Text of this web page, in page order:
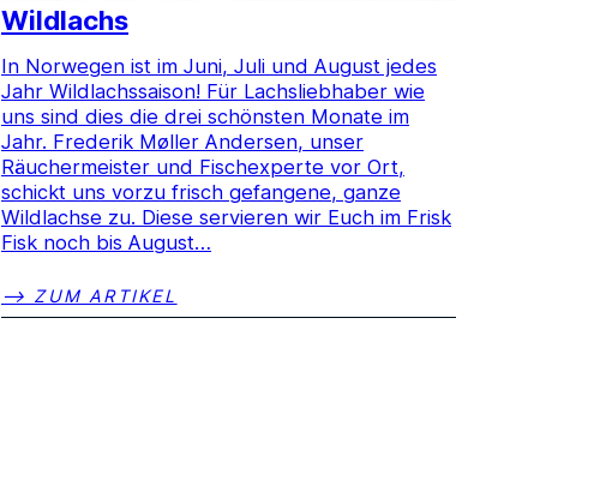
Wildlachs
In Norwegen ist im Juni, Juli und August jedes
Jahr Wildlachssaison! Für Lachsliebhaber wie
uns sind dies die drei schönsten Monate im
Jahr. Frederik Møller Andersen, unser
Räuchermeister und Fischexperte vor Ort,
schickt uns vorzu frisch gefangene, ganze
Wildlachse zu. Diese servieren wir Euch im Frisk
Fisk noch bis August…
⟶ ZUM ARTIKEL